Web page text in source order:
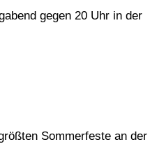
gegen 20 Uhr in der
Sommerfeste an der